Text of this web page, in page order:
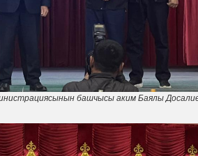
башчысы аким Баялы